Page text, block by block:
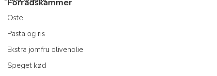
Forrådskammer
Oste
Pasta og ris
Ekstra jomfru olivenolie
Speget kød